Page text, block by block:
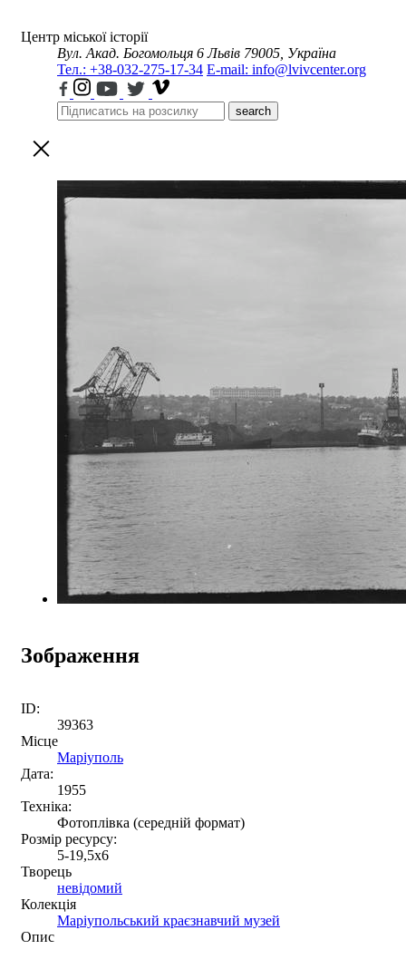
Центр міської історії
Вул. Акад. Богомольця 6 Львів 79005, Україна
Тел.: +38-032-275-17-34 E-mail: info@lvivcenter.org
search
Зображення
ID:
39363
Місце
Маріуполь
Дата:
1955
Техніка:
Фотоплівка (середній формат)
Розмір ресурсу:
5-19,5х6
Творець
невідомий
Колекція
Маріупольський краєзнавчий музей
Опис